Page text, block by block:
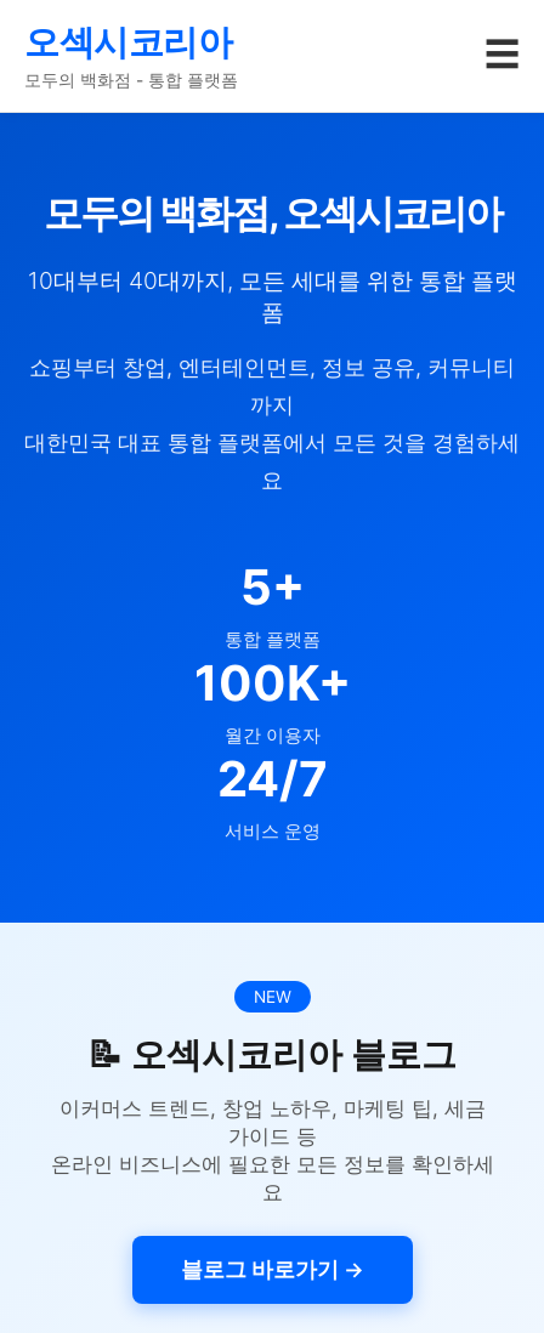
오섹시코리아
모두의 백화점 - 통합 플랫폼
☰
모두의 백화점, 오섹시코리아
10대부터 40대까지, 모든 세대를 위한 통합 플랫
폼
쇼핑부터 창업, 엔터테인먼트, 정보 공유, 커뮤니티
까지
대한민국 대표 통합 플랫폼에서 모든 것을 경험하세
요
5+
통합 플랫폼
100K+
월간 이용자
24/7
서비스 운영
NEW
📝 오섹시코리아 블로그
이커머스 트렌드, 창업 노하우, 마케팅 팁, 세금
가이드 등
온라인 비즈니스에 필요한 모든 정보를 확인하세
요
블로그 바로가기 →